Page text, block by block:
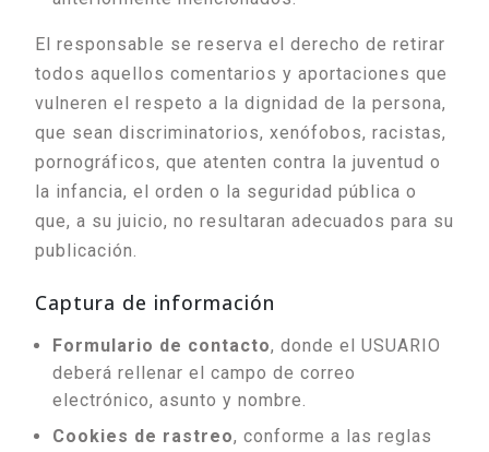
El responsable se reserva el derecho de retirar
todos aquellos comentarios y aportaciones que
vulneren el respeto a la dignidad de la persona,
que sean discriminatorios, xenófobos, racistas,
pornográficos, que atenten contra la juventud o
la infancia, el orden o la seguridad pública o
que, a su juicio, no resultaran adecuados para su
publicación.
Captura de información
Formulario de contacto, donde el USUARIO
deberá rellenar el campo de correo
electrónico, asunto y nombre.
Cookies de rastreo, conforme a las reglas